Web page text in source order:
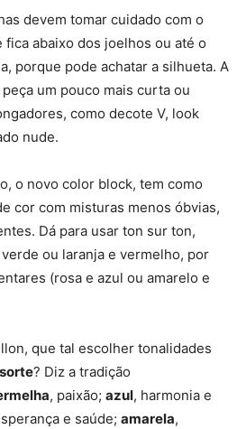
devem tomar cuidado com o
abaixo dos joelhos ou até o
porque pode achatar a silhueta. A
um pouco mais curta ou
como decote V, look
nude.
o novo color block, tem como
cor com misturas menos óbvias,
Dá para usar ton sur ton,
ou laranja e vermelho, por
(rosa e azul ou amarelo e
que tal escolher tonalidades
sorte? Diz a tradição
, paixão; azul, harmonia e
e saúde; amarela,